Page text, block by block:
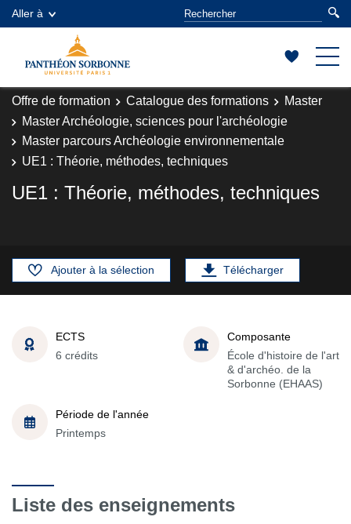
Aller à
Offre de formation Catalogue des formations
Master
Master Archéologie, sciences pour l'archéologie
Master parcours Archéologie environnementale
UE1 : Théorie, méthodes, techniques
UE1 : Théorie, méthodes, techniques
Ajouter à la sélection Télécharger
ECTS
6 crédits
Composante
École d'histoire de l'art
& d'archéo. de la
Sorbonne (EHAAS)
Période de l'année
Printemps
Liste des enseignements